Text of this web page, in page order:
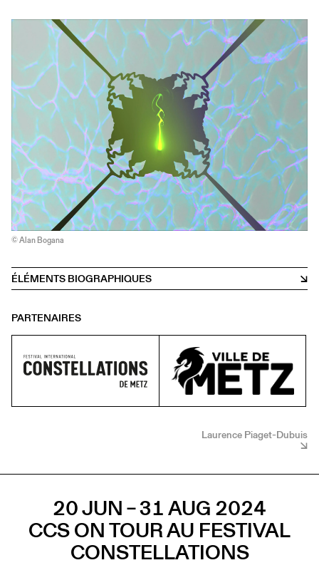
© Alan Bogana
ÉLÉMENTS BIOGRAPHIQUES
PARTENAIRES
Laurence Piaget-Dubuis
20 JUN – 31 AUG 2024
CCS ON TOUR AU FESTIVAL
CONSTELLATIONS